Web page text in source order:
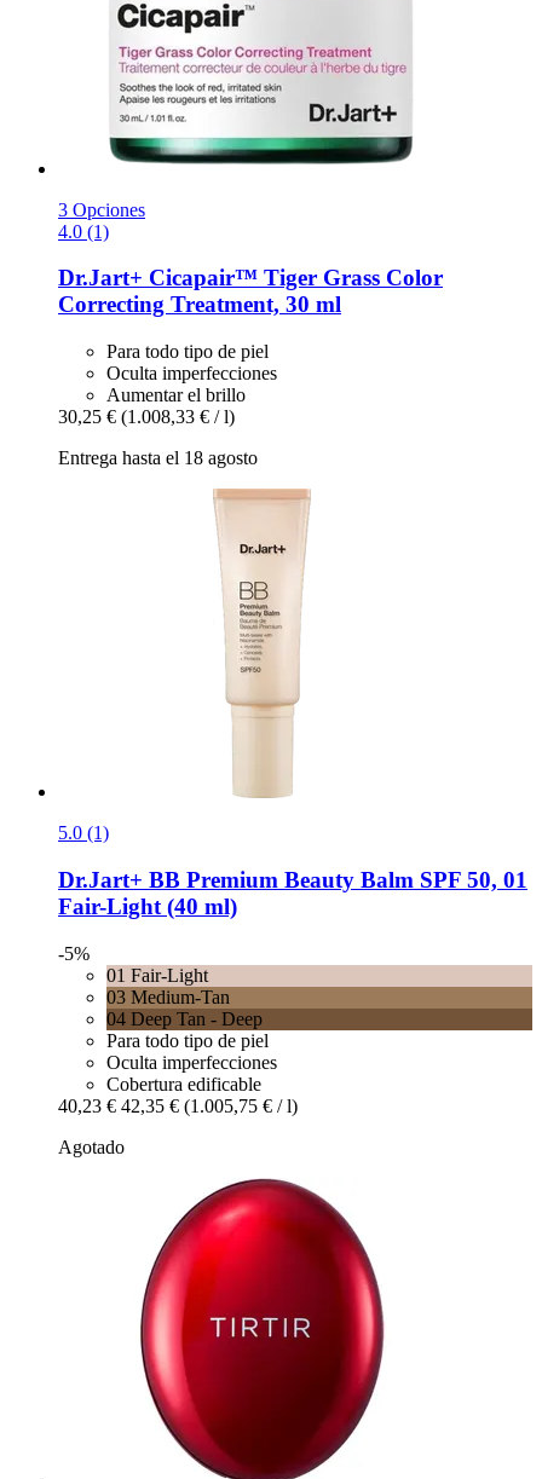
3 Opciones
4.0 (1)
Dr.Jart+ Cicapair™ Tiger Grass Color
Correcting Treatment, 30 ml
Para todo tipo de piel
Oculta imperfecciones
Aumentar el brillo
30,25 € (1.008,33 € / l)
Entrega hasta el 18 agosto
5.0 (1)
Dr.Jart+ BB Premium Beauty Balm SPF 50, 01
Fair-​Light (40 ml)
-5%
01 Fair-Light
03 Medium-Tan
04 Deep Tan - Deep
Para todo tipo de piel
Oculta imperfecciones
Cobertura edificable
40,23 € 42,35 € (1.005,75 € / l)
Agotado